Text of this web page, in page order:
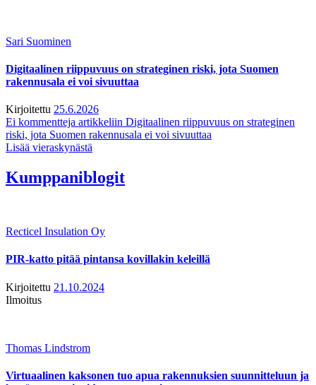
Sari Suominen
Digitaalinen riippuvuus on strateginen riski, jota Suomen
rakennusala ei voi sivuuttaa
Kirjoitettu 25.6.2026
Ei kommentteja artikkeliin Digitaalinen riippuvuus on strateginen
riski, jota Suomen rakennusala ei voi sivuuttaa
Lisää vieraskynästä
Kumppaniblogit
Recticel Insulation Oy
PIR-katto pitää pintansa kovillakin keleillä
Kirjoitettu 21.10.2024
Ilmoitus
Thomas Lindstrom
Virtuaalinen kaksonen tuo apua rakennuksien suunnitteluun ja